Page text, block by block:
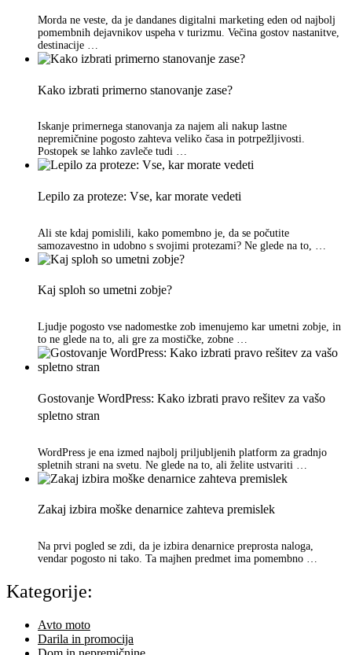
Morda ne veste, da je dandanes digitalni marketing eden od najbolj
pomembnih dejavnikov uspeha v turizmu. Večina gostov nastanitve,
destinacije …
Kako izbrati primerno stanovanje zase?
Iskanje primernega stanovanja za najem ali nakup lastne
nepremičnine pogosto zahteva veliko časa in potrpežljivosti.
Postopek se lahko zavleče tudi …
Lepilo za proteze: Vse, kar morate vedeti
Ali ste kdaj pomislili, kako pomembno je, da se počutite
samozavestno in udobno s svojimi protezami? Ne glede na to, …
Kaj sploh so umetni zobje?
Ljudje pogosto vse nadomestke zob imenujemo kar umetni zobje, in
to ne glede na to, ali gre za mostičke, zobne …
Gostovanje WordPress: Kako izbrati pravo rešitev za vašo
spletno stran
WordPress je ena izmed najbolj priljubljenih platform za gradnjo
spletnih strani na svetu. Ne glede na to, ali želite ustvariti …
Zakaj izbira moške denarnice zahteva premislek
Na prvi pogled se zdi, da je izbira denarnice preprosta naloga,
vendar pogosto ni tako. Ta majhen predmet ima pomembno …
Kategorije:
Avto moto
Darila in promocija